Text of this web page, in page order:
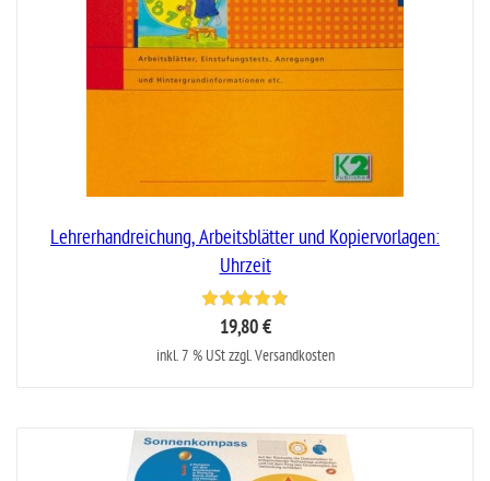
Lehrerhandreichung, Arbeitsblätter und Kopiervorlagen:
Uhrzeit
19,80 €
inkl. 7 % USt zzgl. Versandkosten